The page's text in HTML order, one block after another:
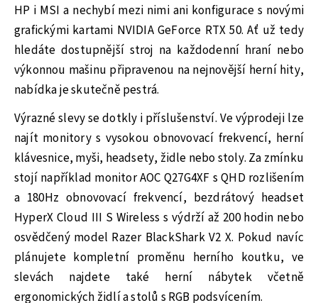
HP i MSI a nechybí mezi nimi ani konfigurace s novými
grafickými kartami NVIDIA GeForce RTX 50. Ať už tedy
hledáte dostupnější stroj na každodenní hraní nebo
výkonnou mašinu připravenou na nejnovější herní hity,
nabídka je skutečně pestrá.
Výrazné slevy se dotkly i příslušenství. Ve výprodeji lze
najít monitory s vysokou obnovovací frekvencí, herní
klávesnice, myši, headsety, židle nebo stoly. Za zmínku
stojí například monitor AOC Q27G4XF s QHD rozlišením
a 180Hz obnovovací frekvencí, bezdrátový headset
HyperX Cloud III S Wireless s výdrží až 200 hodin nebo
osvědčený model Razer BlackShark V2 X. Pokud navíc
plánujete kompletní proměnu herního koutku, ve
slevách najdete také herní nábytek včetně
ergonomických židlí a stolů s RGB podsvícením.